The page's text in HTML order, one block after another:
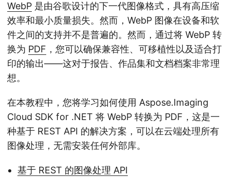
WebP 是由谷歌设计的下一代图像格式，具有高压缩
效率和最小质量损失。然而，WebP 图像在设备和软
件之间的支持并不是普遍的。然而，通过将 WebP 转
换为 PDF ，您可以确保兼容性、可移植性以及适合打
印的输出——这对于报告、作品集和文档档案非常理
想。
在本教程中，您将学习如何使用 Aspose.Imaging
Cloud SDK for .NET 将 WebP 转换为 PDF，这是一
种基于 REST API 的解决方案，可以在云端处理所有
图像处理，无需安装任何外部库。
基于 REST 的图像处理 API